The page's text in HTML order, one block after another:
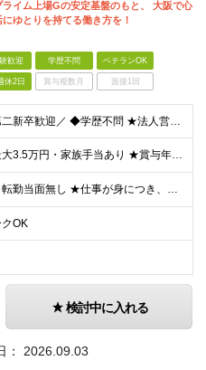
ライム上場Gの安定基盤のもと、 大阪で心
にゆとりを持てる働き方を！
歓迎 学歴不問 ベテランOK
休2日 賞与複数月 面接1回
＼未経験・第二新卒歓迎／ ◆学歴不問 ★法人営業未経験、IT業界未経験の方が多数活躍しています！ 「安定した環境で長く働きたい」 「過度なノルマから解放されたい」 「プライベートの時間も大切にしたい
★住宅手当最大3.5万円・家族手当あり ★賞与年2回（業績次第では決算賞与支給あり） 【想定年収400万円～】 ◆月給245,500円～347,200円（一律手当を含む）＋各種手当＋賞与年2回（業績
★大阪募集／転勤当面無し ★仕事が身につき、任せられるようになったタイミングからテレワーク業務も可能！ ★直行直帰OK・帰社義務なし 大阪営業所：大阪府大阪市中央区南船場2-2-6 加賀ビル5F
OK
検討中に入れる
： 2026.09.03